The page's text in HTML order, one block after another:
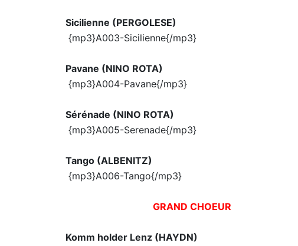
Sicilienne (PERGOLESE)
{mp3}A003-Sicilienne{/mp3}
Pavane (NINO ROTA)
{mp3}A004-Pavane{/mp3}
Sérénade (NINO ROTA)
{mp3}A005-Serenade{/mp3}
Tango (ALBENITZ)
{mp3}A006-Tango{/mp3}
GRAND CHOEUR
Komm holder Lenz (HAYDN)